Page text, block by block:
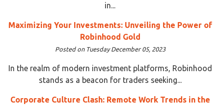
in...
Maximizing Your Investments: Unveiling the Power of
Robinhood Gold
Posted on Tuesday December 05, 2023
In the realm of modern investment platforms, Robinhood
stands as a beacon for traders seeking...
Corporate Culture Clash: Remote Work Trends in the